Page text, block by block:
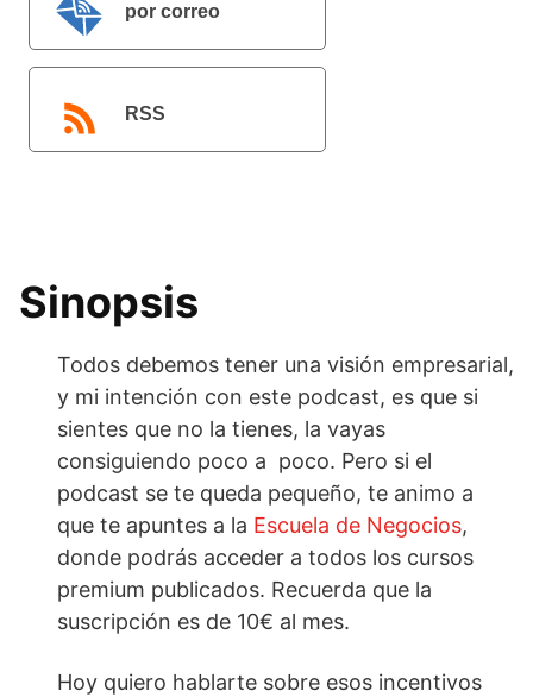
por correo
electrónico
RSS
Sinopsis
Todos debemos tener una visión empresarial,
y mi intención con este podcast, es que si
sientes que no la tienes, la vayas
consiguiendo poco a poco. Pero si el
podcast se te queda pequeño, te animo a
que te apuntes a la Escuela de Negocios,
donde podrás acceder a todos los cursos
premium publicados. Recuerda que la
suscripción es de 10€ al mes.
Hoy quiero hablarte sobre esos incentivos